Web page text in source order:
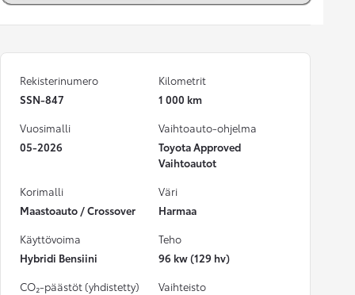
Rekisterinumero
SSN-847
Kilometrit
1 000 km
Vuosimalli
05-2026
Vaihtoauto-ohjelma
Toyota Approved
Vaihtoautot
Korimalli
Maastoauto / Crossover
Väri
Harmaa
Käyttövoima
Hybridi Bensiini
Teho
96 kw (129 hv)
CO₂-päästöt (yhdistetty)
Vaihteisto